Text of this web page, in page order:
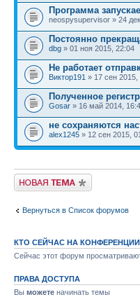
Программа
neospysupervisor » 24
Постоянно
dbg » 01 ноя 2015, 22:04
Не работает
Виктор191 » 17 сен 2015,
Полученное
Gosar » 16 май 2014,
не сохраняются
alex1245 » 12 сен 2015,
Новая тема
Вернуться в Список форумов
КТО СЕЙЧАС НА КОНФЕРЕНЦИИ
Сейчас этот форум
ПРАВА ДОСТУПА
Вы можете начинать темы